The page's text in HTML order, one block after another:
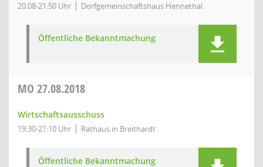
20:08-21:50 Uhr Dorfgemeinschaftshaus Hennethal
Öffentliche Bekanntmachung
MO 27.08.2018
Wirtschaftsausschuss
19:30-21:10 Uhr Rathaus in Breithardt
Öffentliche Bekanntmachung